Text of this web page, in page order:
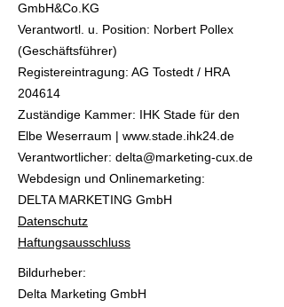
GmbH&Co.KG
Verantwortl. u. Position: Norbert Pollex
(Geschäftsführer)
Registereintragung: AG Tostedt / HRA
204614
Zuständige Kammer: IHK Stade für den
Elbe Weserraum | www.stade.ihk24.de
Verantwortlicher: delta@marketing-cux.de
Webdesign und Onlinemarketing:
DELTA MARKETING GmbH
Datenschutz
Haftungsausschluss
Bildurheber:
Delta Marketing GmbH